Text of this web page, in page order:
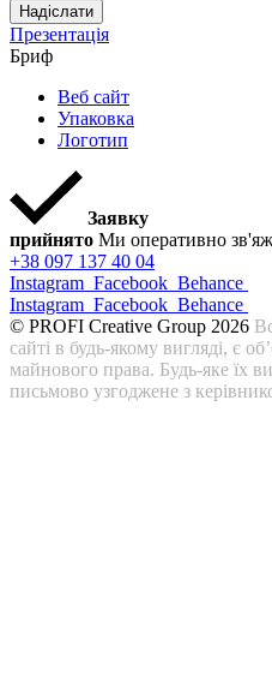
Надіслати
Презентація
Бриф
Веб сайт
Упаковка
Логотип
Заявку
прийнято Ми оперативно
+38 097 137 40 04
Instagram Facebook Behance
Instagram Facebook Behance
© PROFI Creative Group 2026
сайті в будь-якому вигляді, є
майнового права. Будь-яке їх
письмово узгоджене з